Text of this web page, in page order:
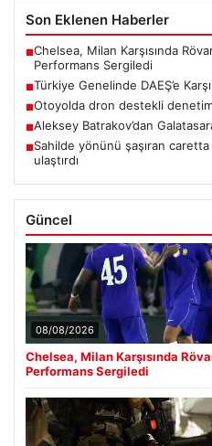
Son Eklenen Haberler
■Chelsea, Milan Karşısında
Performans Sergiledi
■Türkiye Genelinde DAEŞ’e
■Otoyolda dron destekli
■Aleksey Batrakov’dan
■Sahilde yönünü şaşıran
ulaştırdı
Güncel
08/08/2026
Chelsea, Milan Karşısında
Performans Sergiledi